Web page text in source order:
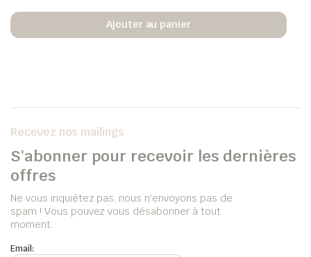
Ajouter au panier
Recevez nos mailings
S'abonner pour recevoir les dernières
offres
Ne vous inquiétez pas, nous n'envoyons pas de
spam ! Vous pouvez vous désabonner à tout
moment.
Email: